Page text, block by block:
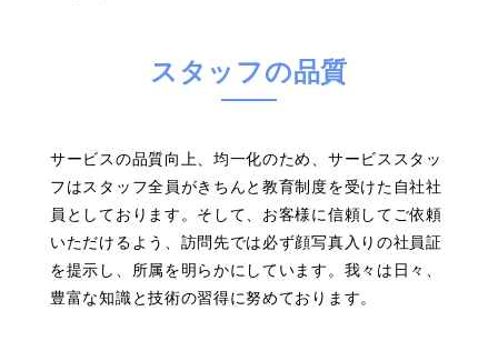
スタッフの品質
サービスの品質向上、均一化のため、サービススタッ
フはスタッフ全員がきちんと教育制度を受けた自社社
員としております。そして、お客様に信頼してご依頼
いただけるよう、訪問先では必ず顔写真入りの社員証
を提示し、所属を明らかにしています。我々は日々、
豊富な知識と技術の習得に努めております。